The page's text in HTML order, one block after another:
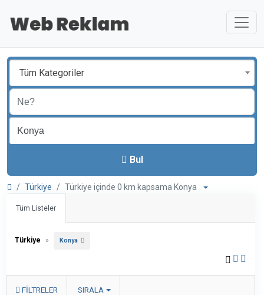
Tüm Kategoriler
Bul
Türkiye Türkiye içinde 0 km kapsama Konya
Tüm Listeler
Türkiye » Konya
FILTRELER SIRALA